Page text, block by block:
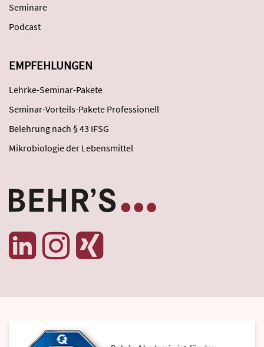
Seminare
Podcast
EMPFEHLUNGEN
Lehrke-Seminar-Pakete
Seminar-Vorteils-Pakete Professionell
Belehrung nach § 43 IFSG
Mikrobiologie der Lebensmittel